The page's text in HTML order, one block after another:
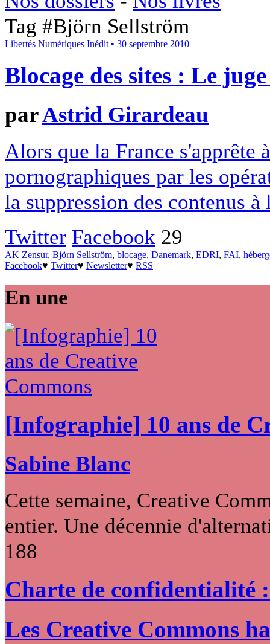
Tag #Björn Sellström
Libertés Numériques Inédit • 30 septembre 2010
Blocage des sites : Le
parAstrid Girardeau
Alors que la France s'apprête
pornographiques par les
la suppression des contenus
Twitter Facebook 29
AK Zensur, Björn Sellström, blocage, Danemark, EDRI, FAI,
Facebook♥ Twitter♥ Newsletter♥ RSS
En une
[Infographie] 10 ans de
Sabine Blanc
Cette semaine, Creative
entier. Une décennie
188
Charte de confidentialité
Les Creative Commons